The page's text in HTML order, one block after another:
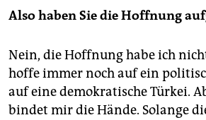
Also haben Sie die Hoffnung
Nein, die Hoffnung habe ich
hoffe immer noch auf ein
auf eine demokratische Türkei.
bindet mir die Hände. Solange